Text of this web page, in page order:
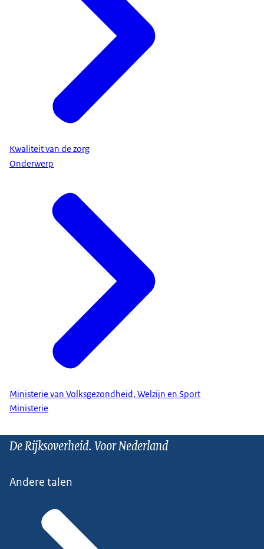
Kwaliteit van de zorg
Onderwerp
Ministerie van Volksgezondheid, Welzijn en Sport
Ministerie
De Rijksoverheid. Voor Nederland
Andere talen